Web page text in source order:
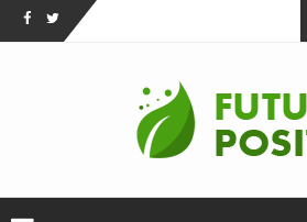
FacebookTwitter